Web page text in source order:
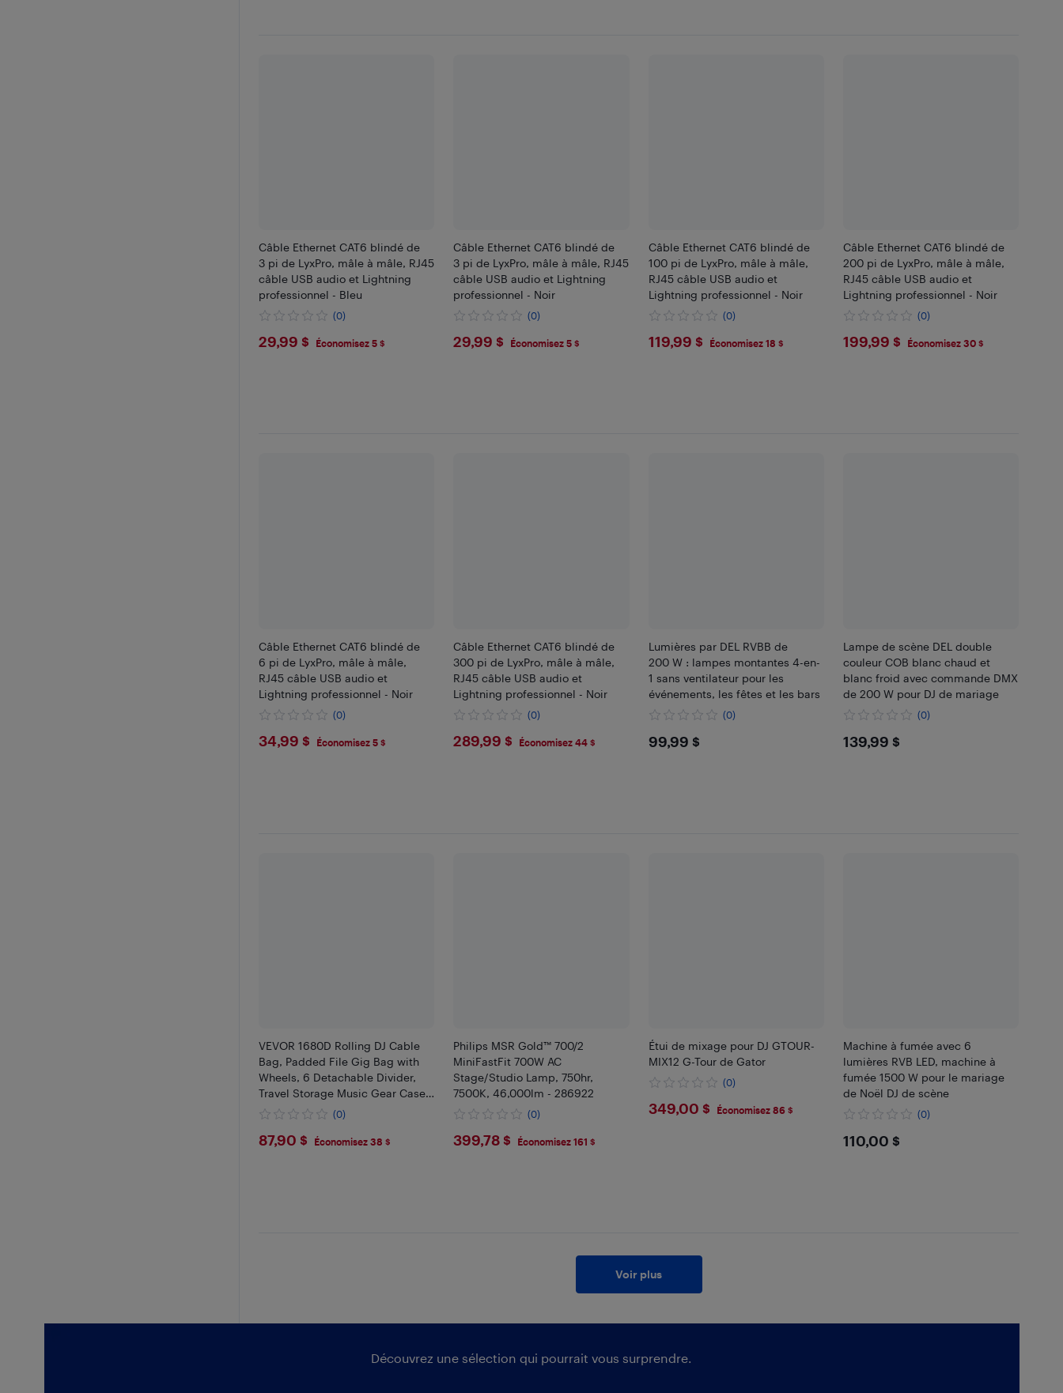
Câble Ethernet CAT6 blindé de
3 pi de LyxPro, mâle à mâle, RJ45
câble USB audio et Lightning
professionnel - Bleu
(0)
$29.99
29,99 $ Économisez 5 $
Câble Ethernet CAT6 blindé de
3 pi de LyxPro, mâle à mâle, RJ45
câble USB audio et Lightning
professionnel - Noir
(0)
$29.99
29,99 $ Économisez 5 $
Câble Ethernet CAT6 blindé de
100 pi de LyxPro, mâle à mâle,
RJ45 câble USB audio et
Lightning professionnel - Noir
(0)
$119.99
119,99 $ Économisez 18 $
Câble Ethernet CAT6 blindé de
200 pi de LyxPro, mâle à mâle,
RJ45 câble USB audio et
Lightning professionnel - Noir
(0)
$199.99
199,99 $ Économisez 30 $
Câble Ethernet CAT6 blindé de
6 pi de LyxPro, mâle à mâle,
RJ45 câble USB audio et
Lightning professionnel - Noir
(0)
$34.99
34,99 $ Économisez 5 $
Câble Ethernet CAT6 blindé de
300 pi de LyxPro, mâle à mâle,
RJ45 câble USB audio et
Lightning professionnel - Noir
(0)
$289.99
289,99 $ Économisez 44 $
Lumières par DEL RVBB de
200 W : lampes montantes 4-en-
1 sans ventilateur pour les
événements, les fêtes et les bars
(0)
$99.99
99,99 $
Lampe de scène DEL double
couleur COB blanc chaud et
blanc froid avec commande DMX
de 200 W pour DJ de mariage
(0)
$139.99
139,99 $
VEVOR 1680D Rolling DJ Cable
Bag, Padded File Gig Bag with
Wheels, 6 Detachable Divider,
Travel Storage Music Gear Case,
for Professional DJ Gear,Musical
(0)
$87.9
87,90 $ Économisez 38 $
Philips MSR Gold™ 700/2
MiniFastFit 700W AC
Stage/Studio Lamp, 750hr,
7500K, 46,000lm - 286922
(0)
$399.78
399,78 $ Économisez 161 $
Étui de mixage pour DJ GTOUR-
MIX12 G-Tour de Gator
(0)
$349
349,00 $ Économisez 86 $
Machine à fumée avec 6
lumières RVB LED, machine à
fumée 1500 W pour le mariage
de Noël DJ de scène
(0)
$110
110,00 $
Voir plus
Découvrez une sélection qui pourrait vous surprendre.